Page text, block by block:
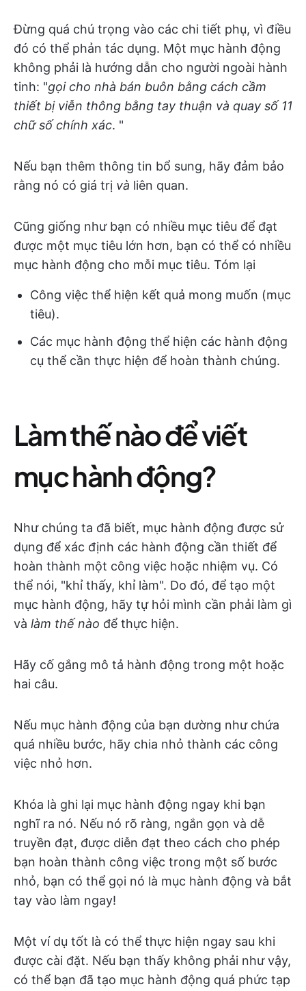
Đừng quá chú trọng vào các chi tiết phụ, vì điều
đó có thể phản tác dụng. Một mục hành động
không phải là hướng dẫn cho người ngoài hành
tinh: "gọi cho nhà bán buôn bằng cách cầm
thiết bị viễn thông bằng tay thuận và quay số 11
chữ số chính xác. "
Nếu bạn thêm thông tin bổ sung, hãy đảm bảo
rằng nó có giá trị và liên quan.
Cũng giống như bạn có nhiều mục tiêu để đạt
được một mục tiêu lớn hơn, bạn có thể có nhiều
mục hành động cho mỗi mục tiêu. Tóm lại
Công việc thể hiện kết quả mong muốn (mục
tiêu).
Các mục hành động thể hiện các hành động
cụ thể cần thực hiện để hoàn thành chúng.
Làm thế nào để viết
mục hành động?
Như chúng ta đã biết, mục hành động được sử
dụng để xác định các hành động cần thiết để
hoàn thành một công việc hoặc nhiệm vụ. Có
thể nói, "khỉ thấy, khỉ làm". Do đó, để tạo một
mục hành động, hãy tự hỏi mình cần phải làm gì
và làm thế nào để thực hiện.
Hãy cố gắng mô tả hành động trong một hoặc
hai câu.
Nếu mục hành động của bạn dường như chứa
quá nhiều bước, hãy chia nhỏ thành các công
việc nhỏ hơn.
Khóa là ghi lại mục hành động ngay khi bạn
nghĩ ra nó. Nếu nó rõ ràng, ngắn gọn và dễ
truyền đạt, được diễn đạt theo cách cho phép
bạn hoàn thành công việc trong một số bước
nhỏ, bạn có thể gọi nó là mục hành động và bắt
tay vào làm ngay!
Một ví dụ tốt là có thể thực hiện ngay sau khi
được cài đặt. Nếu bạn thấy không phải như vậy,
có thể bạn đã tạo mục hành động quá phức tạp